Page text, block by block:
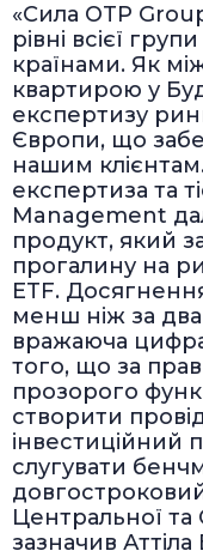
«Сила OTP
рівні всієї
країнами. Як
квартирою у
експертизу
Європи, що
нашим
експертиза та
Management
продукт, який
прогалину на
ETF.
менш ніж за
вражаюча
того, що за
прозорого
створити
інвестиційний
слугувати
Центральної та
зазначив